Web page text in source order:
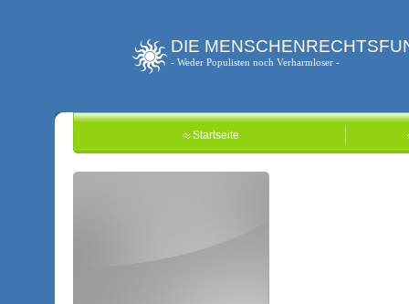
DIE
- Weder Populisten noch Verharmloser -
Startseite